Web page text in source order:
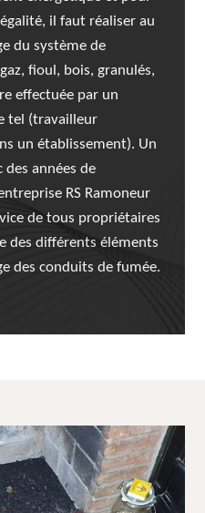
il faut réaliser au
du système de
fioul, bois, granulés,
effectuée par un
tel (travailleur
un établissement). Un
années de
RS Ramoneur
de tous propriétaires
des différents éléments
des conduits de fumée.